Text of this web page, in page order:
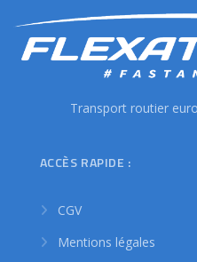
Transport routier
ACCÈS RAPIDE :
CGV
Mentions légales